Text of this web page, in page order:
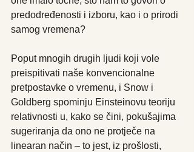
predodređenosti i izboru, kao i o prirodi
samog vremena?
Poput mnogih drugih ljudi koji vole
preispitivati naše konvencionalne
pretpostavke o vremenu, i Snow i
Goldberg spominju Einsteinovu teoriju
relativnosti u, kako se čini, pokušajima
sugeriranja da ono ne protječe na
linearan način – to jest, iz prošlosti,